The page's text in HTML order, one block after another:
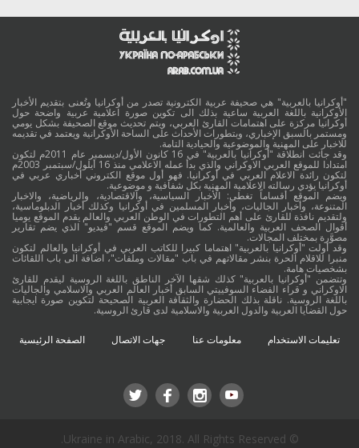
"أوكرانيا بالعربية" هي صحيفة عربية الكترونية تصدر من أوكرانيا وتُعنى بتقديم الأخبار
الأوكرانية باللغة العربية ساعية بذلك الى تكوين صورة اعلامية عربية واضحة حول
أوكرانيا مركزة على اهتمامات القارئ العربي، ويتم تحديث موقع الصحيفة بشكل يومي
ومستمر بالسبق الإخباري، وبتطورات الأحداث على الساحة الأوكرانية ويعتمد في تقديمه
للاخبار على المهنية والموضوعية والحيادية التامة.
وقد جائت انطلاقة "أوكرانيا بالعربية" في 16 كانون الأول/ديسمبر عام 2011م لتكون
امتدادا للموقع العربي الاوكراني والذي بدأ عمله الاعلامي منذ 16 أيلول/سبتمبر 2003م
لتكون رائدة الاعلام العربي في أوكرانيا. فهو أول موقع الكتروني أخباري عربي في
أوكرانيا يؤدي رسالته الاعلامية المهنية بكل شفافية و موضوعية.
ويضم الموقع أقساماً تغطي: الأخبار السياسية، والاقتصادية، والرياضية، والاخبار
المتنوعة، وأخبار الجاليات، وأخبار المسلمين في أوكرانيا وكذلك أخبار الدبلوماسية،
ولتقديم نافذة للقارئ على أهم التطورات في الوطن العربي والعالم يقدم الموقع يوميا
أقوال الصحف العربية والعالمية. كما ويضم الموقع قسم "فيديو" الذي يضم تقارير
مصوَّرة بمختلف المجالات.
وقد أولت "أوكرانيا بالعربية" اهتماما كبيرا للكاتب العربي في أوكرانيا والعالم لتكون
منبرا للاقلام الحرة بنشر مقالاتهم في باب "مقالات وملفات"، اضافة الى باب اللقائات
بشخصيات هامة.
وتتضمن "أوكرانيا بالعربية" كذلك شقها الآخر الناطق باللغة الروسية ليقدم للقارئ
الاوكراني و قراء الفضاء السوفييتي السابق أخبار العالم العربي والاسلامي والجاليات
باللغة الروسية. ناقلة بذلك الحضارة والثقافة العربية الصحيحة لتكوين صورة ايجابية
حول القضايا العربية والدول العربية والاسلامية لدى قارئ الروسية.
تعليمات الاستخدام معلومات عنا جهات الاتصال الصفحة الرئيسية
© Ukraine in Arabic, 2018. All Rights Reserved.